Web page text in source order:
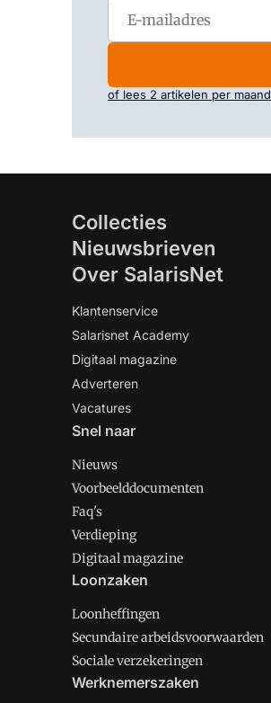
of lees 2 artikelen per maand
Collecties
Nieuwsbrieven
Over SalarisNet
Klantenservice
Salarisnet Academy
Digitaal magazine
Adverteren
Vacatures
Snel naar
Nieuws
Voorbeelddocumenten
Faq's
Verdieping
Digitaal magazine
Loonzaken
Loonheffingen
Secundaire arbeidsvoorwaarden
Sociale verzekeringen
Werknemerszaken